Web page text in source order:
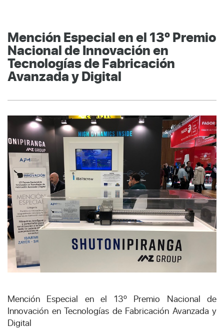
Mención Especial en el 13º Premio
Nacional de Innovación en
Tecnologías de Fabricación
Avanzada y Digital
Mención Especial en el 13º Premio Nacional de
Innovación en Tecnologías de Fabricación Avanzada y
Digital